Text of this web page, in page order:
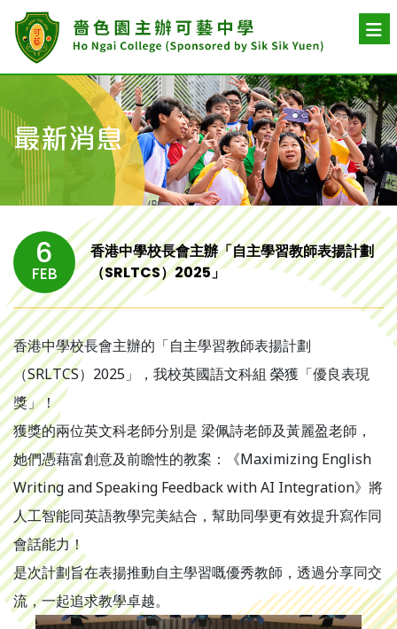
最新消息
6
FEB
香港中學校長會主辦「自主學習教師表揚計劃
（SRLTCS）2025」
香港中學校長會主辦的「自主學習教師表揚計劃
（SRLTCS）2025」，我校英國語文科組 榮獲「優良表現
獎」！
獲獎的兩位英文科老師分別是 梁佩詩老師及黃麗盈老師，
她們憑藉富創意及前瞻性的教案：《Maximizing English
Writing and Speaking Feedback with AI Integration》將
人工智能同英語教學完美結合，幫助同學更有效提升寫作同
會話能力！
是次計劃旨在表揚推動自主學習嘅優秀教師，透過分享同交
流，一起追求教學卓越。